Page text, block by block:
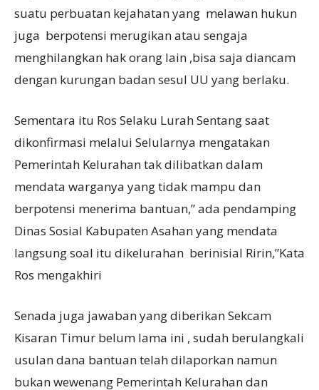
suatu perbuatan kejahatan yang melawan hukun
juga berpotensi merugikan atau sengaja
menghilangkan hak orang lain ,bisa saja diancam
dengan kurungan badan sesuI UU yang berlaku.
Sementara itu Ros Selaku Lurah Sentang saat
dikonfirmasi melalui Selularnya mengatakan
Pemerintah Kelurahan tak dilibatkan dalam
mendata warganya yang tidak mampu dan
berpotensi menerima bantuan,” ada pendamping
Dinas Sosial Kabupaten Asahan yang mendata
langsung soal itu dikelurahan berinisial Ririn,”Kata
Ros mengakhiri
Senada juga jawaban yang diberikan Sekcam
Kisaran Timur belum lama ini , sudah berulangkali
usulan dana bantuan telah dilaporkan namun
bukan wewenang Pemerintah Kelurahan dan